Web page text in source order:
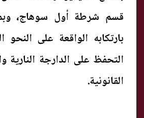
قسم شرطة أول سوهاج،
بارتكابه الواقعة على النحو
التحفظ على الدارجة النارية
القانونية.